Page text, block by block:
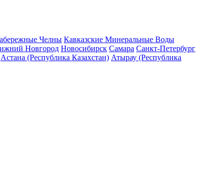
Челны Кавказские Минеральные Воды
Новгород Новосибирск Самара Санкт-Петербург
Астана (Республика Казахстан) Атырау (Республика